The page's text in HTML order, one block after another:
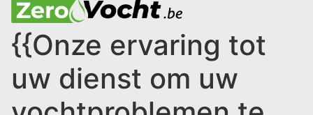
{{Onze ervaring tot
uw dienst om uw